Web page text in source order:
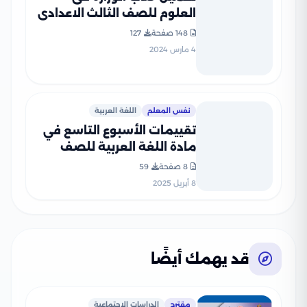
العلوم للصف الثالث الاعدادى
2024 بصيغة PDF
148 صفحة
127
4 مارس 2024
نفس المعلم اللغة العربية
تقييمات الأسبوع التاسع في
مادة اللغة العربية للصف
الثالث الإعدادي الترم الثاني
2025 بصيغة PDF
8 صفحة
59
8 أبريل 2025
قد يهمك أيضًا
مقترح الدراسات الإجتماعية